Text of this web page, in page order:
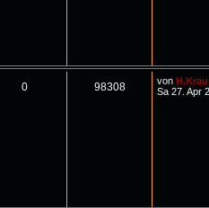
0 98308 von
Sa 27. Apr